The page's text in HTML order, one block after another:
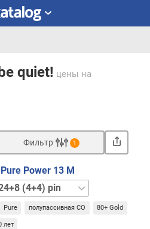
quiet! цены на
Фильтр 1
Power 13 M
pin
Pure полупассивная СО 80+ Gold
лет